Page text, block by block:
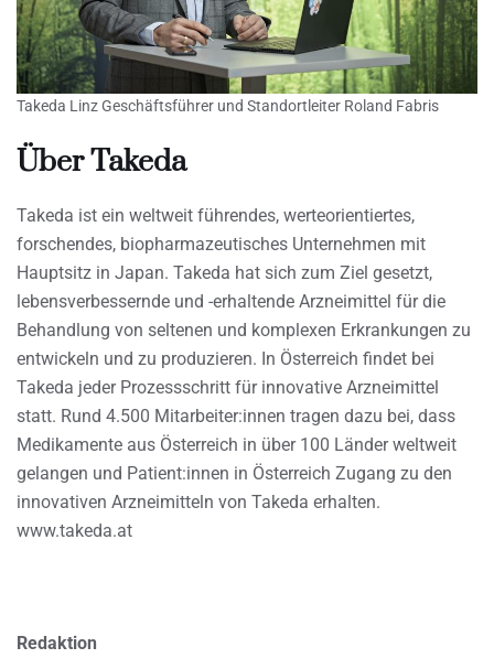
Takeda Linz Geschäftsführer und Standortleiter Roland Fabris
Über Takeda
Takeda ist ein weltweit führendes, werteorientiertes,
forschendes, biopharmazeutisches Unternehmen mit
Hauptsitz in Japan. Takeda hat sich zum Ziel gesetzt,
lebensverbessernde und -erhaltende Arzneimittel für die
Behandlung von seltenen und komplexen Erkrankungen zu
entwickeln und zu produzieren. In Österreich findet bei
Takeda jeder Prozessschritt für innovative Arzneimittel
statt. Rund 4.500 Mitarbeiter:innen tragen dazu bei, dass
Medikamente aus Österreich in über 100 Länder weltweit
gelangen und Patient:innen in Österreich Zugang zu den
innovativen Arzneimitteln von Takeda erhalten.
www.takeda.at
Redaktion